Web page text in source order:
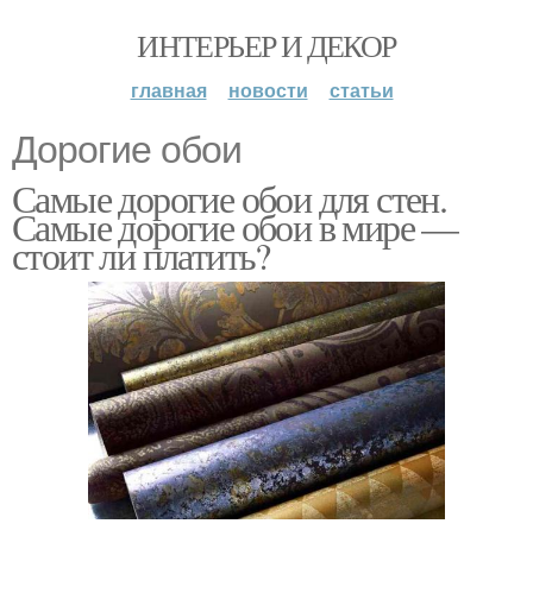
ИНТЕРЬЕР И ДЕКОР
главная новости статьи
Дорогие обои
Самые дорогие обои для стен.
Самые дорогие обои в мире —
стоит ли платить?